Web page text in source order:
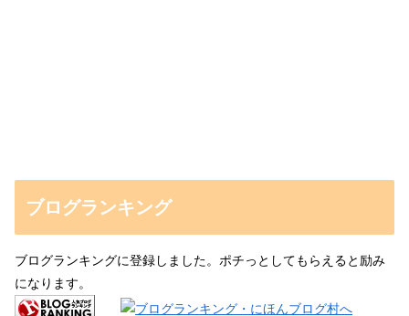
ブログランキング
ブログランキングに登録しました。ポチっとしてもらえると励み
になります。